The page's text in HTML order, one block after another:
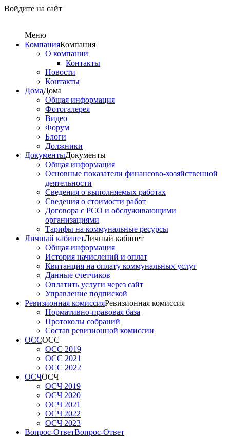
Войдите на сайт
Меню
КомпанияКомпания
О компании
Контакты
Новости
Контакты
ДомаДома
Общая информация
Фотогалерея
Видео
Форум
Блоги
Должники
ДокументыДокументы
Общая информация
Основные показатели финансово-хозяйственной
деятельности
Сведения о выполняемых работах
Сведения о стоимости работ
Договора с РСО и обслуживающими
организациями
Тарифы на коммунальные ресурсы
Личный кабинетЛичный кабинет
Общая информация
История начислений и оплат
Квитанция на оплату коммунальных услуг
Данные счетчиков
Оплатить услуги через сайт
Управление подпиской
Ревизионная комиссияРевизионная комиссия
Нормативно-правовая база
Протоколы собраний
Состав ревизионной комиссии
ОССОСС
ОСС 2019
ОСС 2021
ОСС 2022
ОСЧОСЧ
ОСЧ 2019
ОСЧ 2020
ОСЧ 2021
ОСЧ 2022
ОСЧ 2023
Вопрос-ОтветВопрос-Ответ